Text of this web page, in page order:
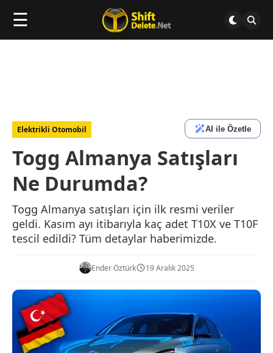
☰
Elektrikli Otomobil AI ile Özetle
Togg Almanya Satışları
Ne Durumda?
Togg Almanya satışları için ilk resmi veriler
geldi. Kasım ayı itibarıyla kaç adet T10X ve T10F
tescil edildi? Tüm detaylar haberimizde.
Ender Öztürk 19 Aralık 2025